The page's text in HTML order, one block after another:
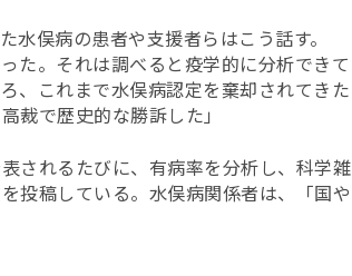
俣病の患者や支援者らはこう話す。
た。それは調べると疫学的に分析できて
、これまで水俣病認定を棄却されてきた
裁で歴史的な勝訴した」
されるたびに、有病率を分析し、科学雑
投稿している。水俣病関係者は、「国や